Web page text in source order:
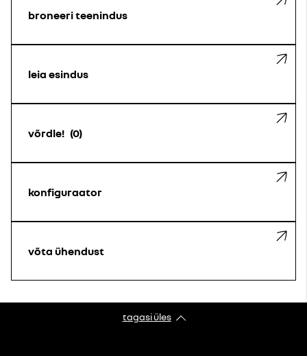
broneeri teenindus
leia esindus
võrdle! 0
konfiguraator
võta ühendust
tagasi üles